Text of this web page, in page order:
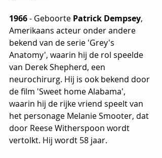
1966 - Geboorte Patrick Dempsey,
Amerikaans acteur onder andere
bekend van de serie 'Grey's
Anatomy', waarin hij de rol speelde
van Derek Shepherd, een
neurochirurg. Hij is ook bekend door
de film 'Sweet home Alabama',
waarin hij de rijke vriend speelt van
het personage Melanie Smooter, dat
door Reese Witherspoon wordt
vertolkt. Hij wordt 58 jaar.